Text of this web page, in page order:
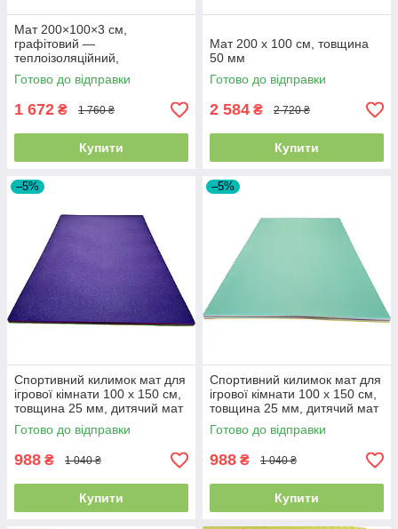
Мат 200×100×3 см,
графітовий —
теплоізоляційний,
спортивний, вологостійкий
Готово до відправки
1 672 ₴ 1 760 ₴
Купити
Мат 200 х 100 см, товщина
50 мм
Готово до відправки
2 584 ₴ 2 720 ₴
Купити
–5%
Спортивний килимок мат для
ігрової кімнати 100 х 150 см,
товщина 25 мм, дитячий мат
під шведську стінку,
Фіолетовий
Готово до відправки
988 ₴ 1 040 ₴
Купити
–5%
Спортивний килимок мат для
ігрової кімнати 100 х 150 см,
товщина 25 мм, дитячий мат
під шведську стінку, Зелений
Готово до відправки
988 ₴ 1 040 ₴
Купити